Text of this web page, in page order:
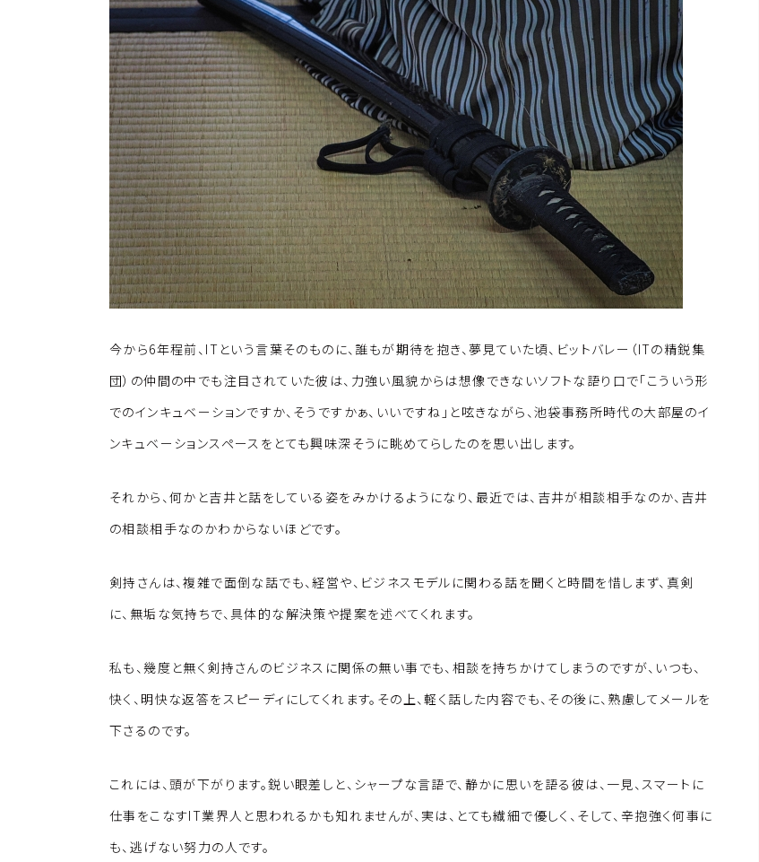
k o
k
今から6年程前、ITという言葉そのものに、誰もが期待を抱き、夢見ていた頃、ビットバレー（ITの精鋭集
団）の仲間の中でも注目されていた彼は、力強い風貌からは想像できないソフトな語り口で「こういう形
でのインキュベーションですか、そうですかぁ、いいですね」と呟きながら、池袋事務所時代の大部屋のイ
ンキュベーションスペースをとても興味深そうに眺めてらしたのを思い出します。
それから、何かと吉井と話をしている姿をみかけるようになり、最近では、吉井が相談相手なのか、吉井
の相談相手なのかわからないほどです。
剣持さんは、複雑で面倒な話でも、経営や、ビジネスモデルに関わる話を聞くと時間を惜しまず、真剣
に、無垢な気持ちで、具体的な解決策や提案を述べてくれます。
私も、幾度と無く剣持さんのビジネスに関係の無い事でも、相談を持ちかけてしまうのですが、いつも、
快く、明快な返答をスピーディにしてくれます。その上、軽く話した内容でも、その後に、熟慮してメールを
下さるのです。
これには、頭が下がります。鋭い眼差しと、シャープな言語で、静かに思いを語る彼は、一見、スマートに
仕事をこなすIT業界人と思われるかも知れませんが、実は、とても繊細で優しく、そして、辛抱強く何事に
も、逃げない努力の人です。